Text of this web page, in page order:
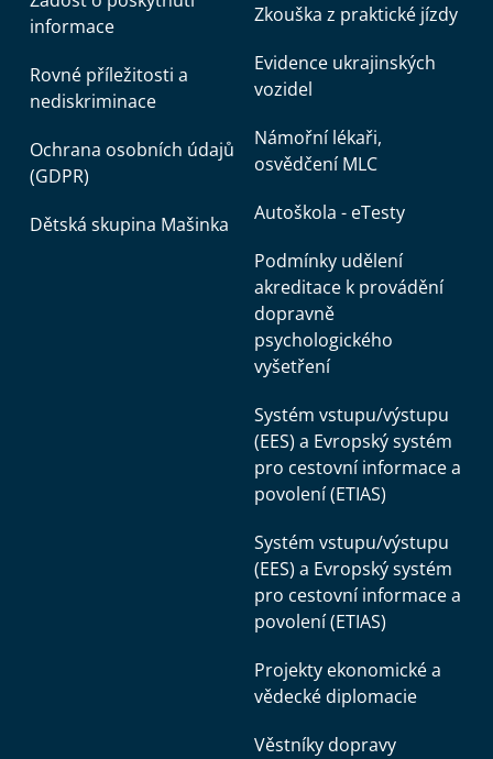
informace
Rovné příležitosti a
nediskriminace
Ochrana osobních údajů
(GDPR)
Dětská skupina Mašinka
Zkouška z praktické jízdy
Evidence ukrajinských
vozidel
Námořní lékaři,
osvědčení MLC
Autoškola - eTesty
Podmínky udělení
akreditace k provádění
dopravně
psychologického
vyšetření
Systém vstupu/výstupu
(EES) a Evropský systém
pro cestovní informace a
povolení (ETIAS)
Systém vstupu/výstupu
(EES) a Evropský systém
pro cestovní informace a
povolení (ETIAS)
Projekty ekonomické a
vědecké diplomacie
Věstníky dopravy